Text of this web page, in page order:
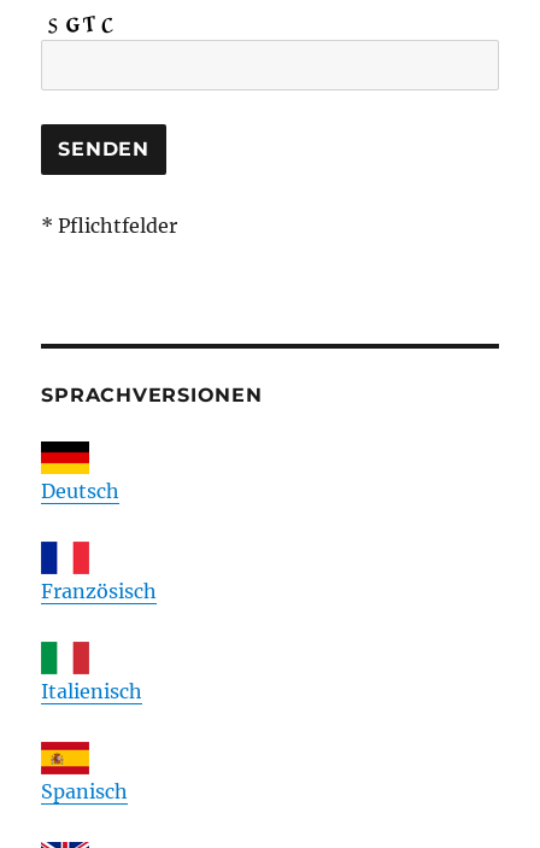
* Pflichtfelder
SPRACHVERSIONEN
Deutsch
Französisch
Italienisch
Spanisch